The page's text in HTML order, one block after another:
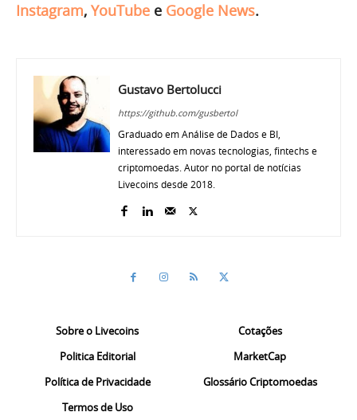
Instagram, YouTube e Google News.
Gustavo Bertolucci
https://github.com/gusbertol
Graduado em Análise de Dados e BI,
interessado em novas tecnologias, fintechs e
criptomoedas. Autor no portal de notícias
Livecoins desde 2018.
Sobre o Livecoins
Politica Editorial
Política de Privacidade
Termos de Uso
Cotações
MarketCap
Glossário Criptomoedas